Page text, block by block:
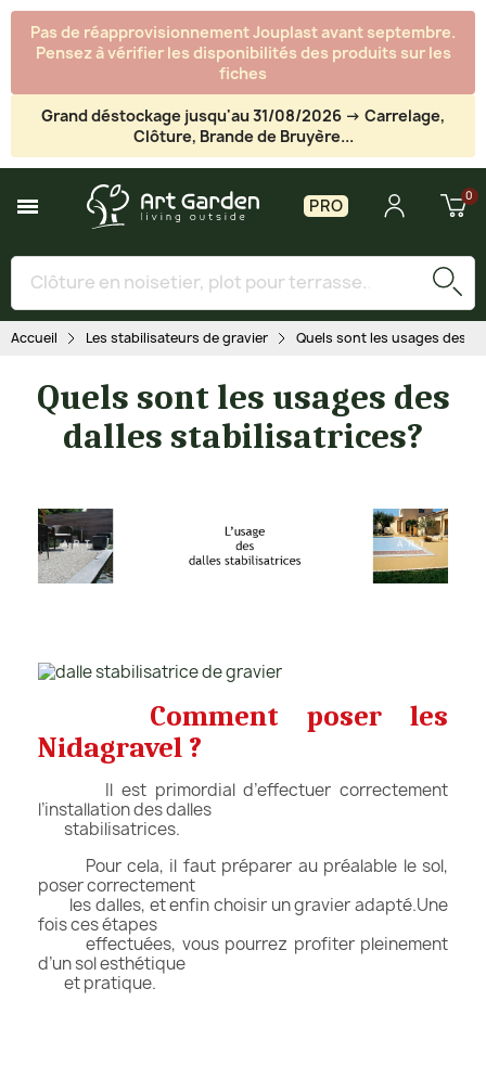
Pas de réapprovisionnement Jouplast avant septembre.
Pensez à vérifier les disponibilités des produits sur les
fiches
Grand déstockage jusqu'au 31/08/2026 -> Carrelage,
Clôture, Brande de Bruyère...
PRO
Accueil Les stabilisateurs de gravier Quels sont les usages des
Quels sont les usages des
dalles stabilisatrices?
Comment poser les
Nidagravel ?
Il est primordial d’effectuer correctement
l’installation des dalles
stabilisatrices.
Pour cela, il faut préparer au préalable le sol,
poser correctement
les dalles, et enfin choisir un gravier adapté.Une
fois ces étapes
effectuées, vous pourrez profiter pleinement
d’un sol esthétique
et pratique.